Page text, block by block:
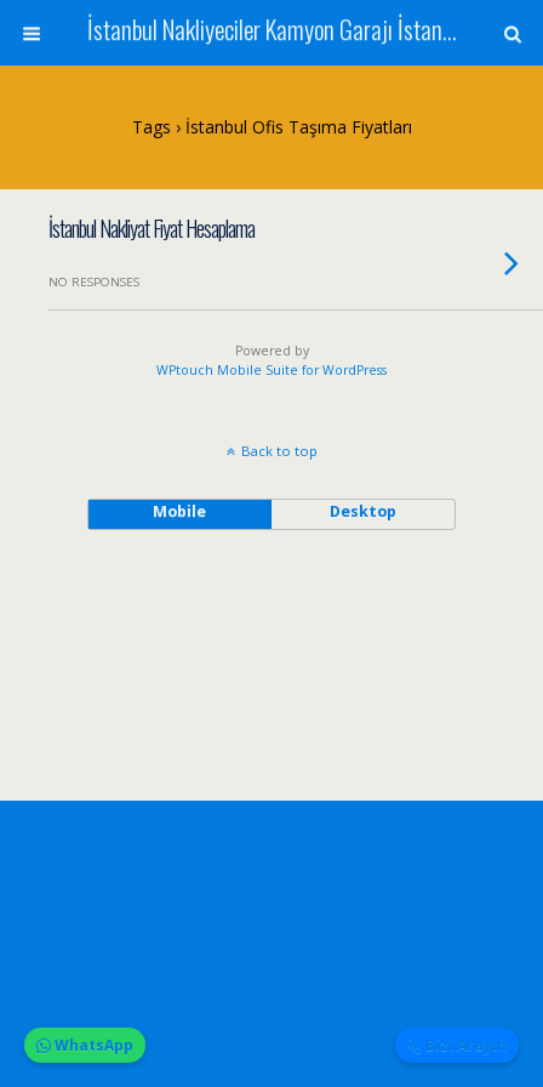
İstanbul Nakliyeciler Kamyon Garajı İstanbul Nakliyat Şehir İçi ve Şehirler Arası Nakliyat İstanbul Evden Eve Nakliyat Yük Eşya Taşımacılığı
Tags › İstanbul Ofis Taşıma Fiyatları
İstanbul Nakliyat Fiyat Hesaplama
NO RESPONSES
Bizi Arayın
WhatsApp
Powered by
WPtouch Mobile Suite for WordPress
Back to top
Mobile Desktop